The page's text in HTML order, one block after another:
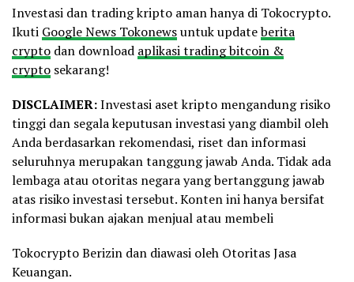
Investasi dan trading kripto aman hanya di Tokocrypto.
Ikuti Google News Tokonewsuntuk updateberita
crypto dan download aplikasi trading bitcoin &
crypto sekarang!
DISCLAIMER:Investasi aset kripto mengandung risiko
tinggi dan segala keputusan investasi yang diambil oleh
Anda berdasarkan rekomendasi, riset dan informasi
seluruhnya merupakan tanggung jawab Anda. Tidak ada
lembaga atau otoritas negara yang bertanggung jawab
atas risiko investasi tersebut. Konten ini hanya bersifat
informasi bukan ajakan menjual atau membeli
Tokocrypto Berizin dan diawasi oleh Otoritas Jasa
Keuangan.